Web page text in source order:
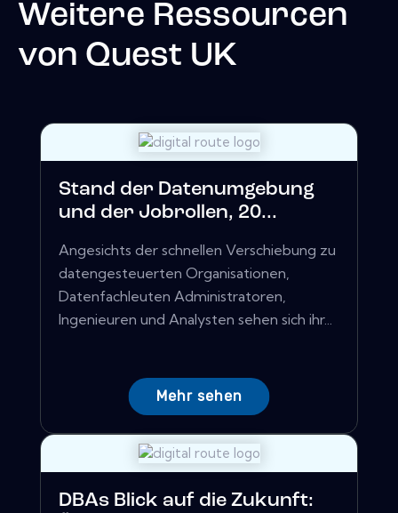
Weitere Ressourcen
von Quest UK
Stand der Datenumgebung
und der Jobrollen, 20...
Angesichts der schnellen Verschiebung zu
datengesteuerten Organisationen,
Datenfachleuten Administratoren,
Ingenieuren und Analysten sehen sich ihr...
Mehr sehen
DBAs Blick auf die Zukunft: